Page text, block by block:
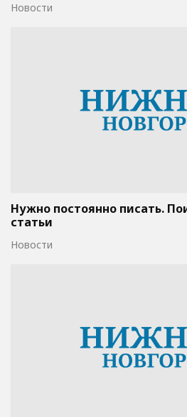
Новости
Нужно постоянно писать.
статьи
Новости